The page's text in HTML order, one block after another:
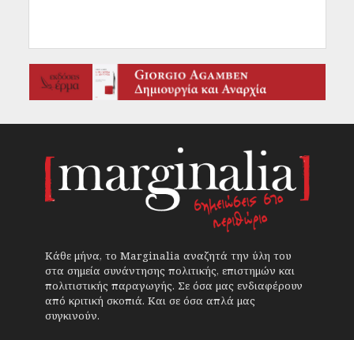
Κάθε μήνα, το Marginalia αναζητά την ύλη του
στα σημεία συνάντησης πολιτικής, επιστημών και
πολιτιστικής παραγωγής. Σε όσα μας ενδιαφέρουν
από κριτική σκοπιά. Και σε όσα απλά μας
συγκινούν.